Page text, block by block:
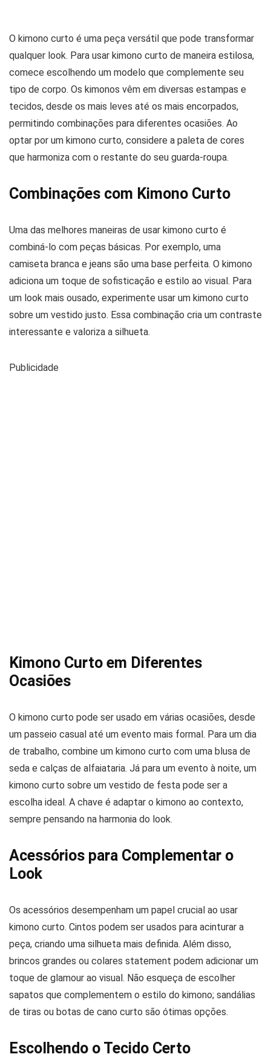
O kimono curto é uma peça versátil que pode transformar
qualquer look. Para usar kimono curto de maneira estilosa,
comece escolhendo um modelo que complemente seu
tipo de corpo. Os kimonos vêm em diversas estampas e
tecidos, desde os mais leves até os mais encorpados,
permitindo combinações para diferentes ocasiões. Ao
optar por um kimono curto, considere a paleta de cores
que harmoniza com o restante do seu guarda-roupa.
Combinações com Kimono Curto
Uma das melhores maneiras de usar kimono curto é
combiná-lo com peças básicas. Por exemplo, uma
camiseta branca e jeans são uma base perfeita. O kimono
adiciona um toque de sofisticação e estilo ao visual. Para
um look mais ousado, experimente usar um kimono curto
sobre um vestido justo. Essa combinação cria um contraste
interessante e valoriza a silhueta.
Publicidade
Kimono Curto em Diferentes
Ocasiões
O kimono curto pode ser usado em várias ocasiões, desde
um passeio casual até um evento mais formal. Para um dia
de trabalho, combine um kimono curto com uma blusa de
seda e calças de alfaiataria. Já para um evento à noite, um
kimono curto sobre um vestido de festa pode ser a
escolha ideal. A chave é adaptar o kimono ao contexto,
sempre pensando na harmonia do look.
Acessórios para Complementar o
Look
Os acessórios desempenham um papel crucial ao usar
kimono curto. Cintos podem ser usados para acinturar a
peça, criando uma silhueta mais definida. Além disso,
brincos grandes ou colares statement podem adicionar um
toque de glamour ao visual. Não esqueça de escolher
sapatos que complementem o estilo do kimono; sandálias
de tiras ou botas de cano curto são ótimas opções.
Escolhendo o Tecido Certo